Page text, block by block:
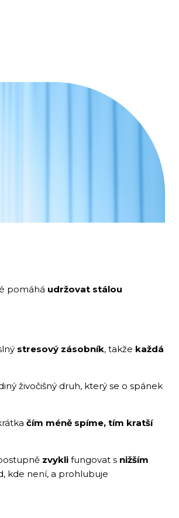
pomáhá udržovat stálou
stresový zásobník, takže každá
živočišný druh, který se o spánek
čím méně spíme, tím kratší
zvykli fungovat s nižším
kde není, a prohlubuje